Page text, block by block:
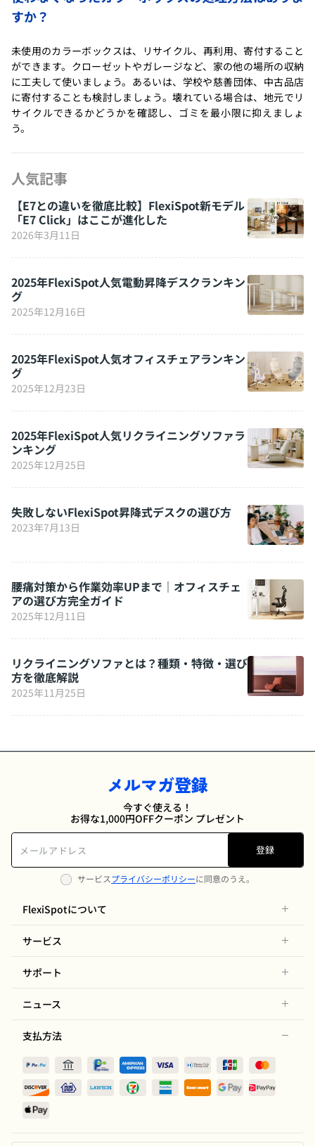
すか？
未使用のカラーボックスは、リサイクル、再利用、寄付すること
ができます。クローゼットやガレージなど、家の他の場所の収納
に工夫して使いましょう。あるいは、学校や慈善団体、中古品店
に寄付することも検討しましょう。壊れている場合は、地元でリ
サイクルできるかどうかを確認し、ゴミを最小限に抑えましょ
う。
人気記事
【E7との違いを徹底比較】FlexiSpot新モデル
「E7 Click」はここが進化した
2026年3月11日
2025年FlexiSpot人気電動昇降デスクランキン
グ
2025年12月16日
2025年FlexiSpot人気オフィスチェアランキン
グ
2025年12月23日
2025年FlexiSpot人気リクライニングソファラ
ンキング
2025年12月25日
失敗しないFlexiSpot昇降式デスクの選び方
2023年7月13日
腰痛対策から作業効率UPまで｜オフィスチェ
アの選び方完全ガイド
2025年12月11日
リクライニングソファとは？種類・特徴・選び
方を徹底解説
2025年11月25日
メルマガ登録
今すぐ使える！
お得な1,000円OFFクーポン プレゼント
登録
サービスプライバシーポリシーに同意のうえ。
FlexiSpotについて
サービス
サポート
ニュース
支払方法